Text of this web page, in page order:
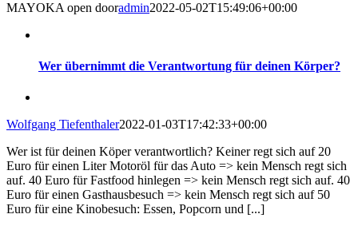
MAYOKA open dooradmin2022-05-02T15:49:06+00:00
Wer übernimmt die Verantwortung für deinen Körper?
Wolfgang Tiefenthaler2022-01-03T17:42:33+00:00
Wer ist für deinen Köper verantwortlich? Keiner regt sich auf 20
Euro für einen Liter Motoröl für das Auto => kein Mensch regt sich
auf. 40 Euro für Fastfood hinlegen => kein Mensch regt sich auf. 40
Euro für einen Gasthausbesuch => kein Mensch regt sich auf 50
Euro für eine Kinobesuch: Essen, Popcorn und [...]